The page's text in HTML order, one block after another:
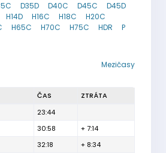
D35D D40C D45C
D45D
H14D H16C H18C
H20C
H65C H70C H75C HDR
P
Mezičasy
ČAS
ZTRÁTA
23:44
30:58
+ 7:14
32:18
+ 8:34